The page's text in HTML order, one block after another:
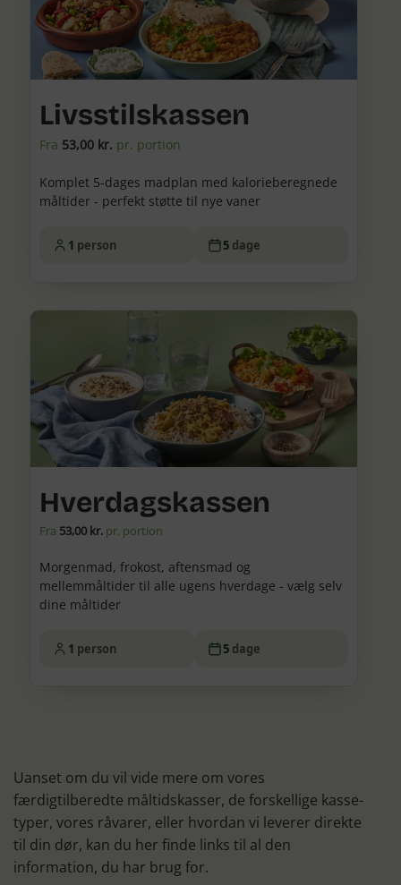
Livsstilskassen
Fra 53,00 kr. pr. portion
Komplet 5-dages madplan med kalorieberegnede
måltider - perfekt støtte til nye vaner
1 person 5 dage
Hverdagskassen
Fra 53,00 kr. pr. portion
Morgenmad, frokost, aftensmad og
mellemmåltider til alle ugens hverdage - vælg selv
dine måltider
1 person 5 dage
Uanset om du vil vide mere om vores
færdigtilberedte måltidskasser, de forskellige kasse-
typer, vores råvarer, eller hvordan vi leverer direkte
til din dør, kan du her finde links til al den
information, du har brug for.